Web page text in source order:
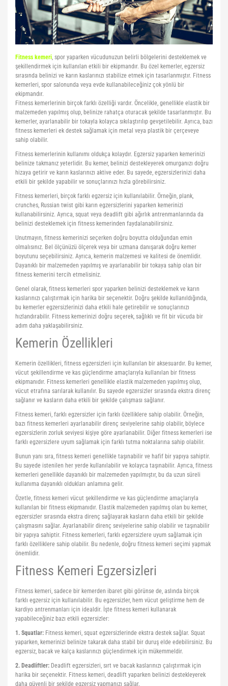
Fitness kemeri, spor yaparken vücudunuzun belirli bölgelerini desteklemek ve
şekillendirmek için kullanılan etkili bir ekipmandır. Bu özel kemerler, egzersiz
sırasında belinizi ve karın kaslarınızı stabilize etmek için tasarlanmıştır. Fitness
kemerleri, spor salonunda veya evde kullanabileceğiniz çok yönlü bir
ekipmandır.
Fitness kemerlerinin birçok farklı özelliği vardır. Öncelikle, genellikle elastik bir
malzemeden yapılmış olup, belinize rahatça oturacak şekilde tasarlanmıştır. Bu
kemerler, ayarlanabilir bir tokayla kolayca sıkılaştırılıp gevşetilebilir. Ayrıca, bazı
fitness kemerleri ek destek sağlamak için metal veya plastik bir çerçeveye
sahip olabilir.
Fitness kemerlerinin kullanımı oldukça kolaydır. Egzersiz yaparken kemerinizi
belinize takmanız yeterlidir. Bu kemer, belinizi destekleyerek omurganızı doğru
hizaya getirir ve karın kaslarınızı aktive eder. Bu sayede, egzersizlerinizi daha
etkili bir şekilde yapabilir ve sonuçlarınızı hızla görebilirsiniz.
Fitness kemerleri, birçok farklı egzersiz için kullanılabilir. Örneğin, plank,
crunches, Russian twist gibi karın egzersizlerini yaparken kemerinizi
kullanabilirsiniz. Ayrıca, squat veya deadlift gibi ağırlık antrenmanlarında da
belinizi desteklemek için fitness kemerinden faydalanabilirsiniz.
Unutmayın, fitness kemerinizi seçerken doğru boyutta olduğundan emin
olmalısınız. Bel ölçünüzü ölçerek veya bir uzmana danışarak doğru kemer
boyutunu seçebilirsiniz. Ayrıca, kemerin malzemesi ve kalitesi de önemlidir.
Dayanıklı bir malzemeden yapılmış ve ayarlanabilir bir tokaya sahip olan bir
fitness kemerini tercih etmelisiniz.
Genel olarak, fitness kemerleri spor yaparken belinizi desteklemek ve karın
kaslarınızı çalıştırmak için harika bir seçenektir. Doğru şekilde kullanıldığında,
bu kemerler egzersizlerinizi daha etkili hale getirebilir ve sonuçlarınızı
hızlandırabilir. Fitness kemerinizi doğru seçerek, sağlıklı ve fit bir vücuda bir
adım daha yaklaşabilirsiniz.
Kemerin Özellikleri
Kemerin özellikleri, fitness egzersizleri için kullanılan bir aksesuardır. Bu kemer,
vücut şekillendirme ve kas güçlendirme amaçlarıyla kullanılan bir fitness
ekipmanıdır. Fitness kemerleri genellikle elastik malzemeden yapılmış olup,
vücut etrafına sarılarak kullanılır. Bu sayede egzersizler sırasında ekstra direnç
sağlanır ve kasların daha etkili bir şekilde çalışması sağlanır.
Fitness kemeri, farklı egzersizler için farklı özelliklere sahip olabilir. Örneğin,
bazı fitness kemerleri ayarlanabilir direnç seviyelerine sahip olabilir, böylece
egzersizlerin zorluk seviyesi kişiye göre ayarlanabilir. Diğer fitness kemerleri ise
farklı egzersizlere uyum sağlamak için farklı tutma noktalarına sahip olabilir.
Bunun yanı sıra, fitness kemeri genellikle taşınabilir ve hafif bir yapıya sahiptir.
Bu sayede istenilen her yerde kullanılabilir ve kolayca taşınabilir. Ayrıca, fitness
kemerleri genellikle dayanıklı bir malzemeden yapılmıştır, bu da uzun süreli
kullanıma dayanıklı oldukları anlamına gelir.
Özetle, fitness kemeri vücut şekillendirme ve kas güçlendirme amaçlarıyla
kullanılan bir fitness ekipmanıdır. Elastik malzemeden yapılmış olan bu kemer,
egzersizler sırasında ekstra direnç sağlayarak kasların daha etkili bir şekilde
çalışmasını sağlar. Ayarlanabilir direnç seviyelerine sahip olabilir ve taşınabilir
bir yapıya sahiptir. Fitness kemerleri, farklı egzersizlere uyum sağlamak için
farklı özelliklere sahip olabilir. Bu nedenle, doğru fitness kemeri seçimi yapmak
önemlidir.
Fitness Kemeri Egzersizleri
Fitness kemeri, sadece bir kemerden ibaret gibi görünse de, aslında birçok
farklı egzersiz için kullanılabilir. Bu egzersizler, hem vücut geliştirme hem de
kardiyo antrenmanları için idealdir. İşte fitness kemeri kullanarak
yapabileceğiniz bazı etkili egzersizler:
1. Squatlar: Fitness kemeri, squat egzersizlerinde ekstra destek sağlar. Squat
yaparken, kemerinizi belinize takarak daha stabil bir duruş elde edebilirsiniz. Bu
egzersiz, bacak ve kalça kaslarınızı güçlendirmek için mükemmeldir.
2. Deadliftler: Deadlift egzersizleri, sırt ve bacak kaslarınızı çalıştırmak için
harika bir seçenektir. Fitness kemeri, deadlift yaparken belinizi destekleyerek
daha güvenli bir şekilde egzersiz yapmanızı sağlar.
Pilates Topları
Pilates Topları
Pilates&Yoga Mat Çantası
Pillates Lastikleri
Pompalar
Step Tahtası
Twister
Yoga Balance
Yoga Block
Yoga Fly
Yoga Matı
Yoga Roller
Futbol Tozlukları
Futsal Topları
Golbol
Kaleci Eldivenleri
Kaptanlık Pazubandı
Tekmelikler
Voleybol Topları
Huni Çanak-Huni Setler
Koordinasyon Çemberi
Korner Direği
Sağlık Topları
Skor Tabelası
Slalom Set
Suluklar
Taktik Tahtası
Top Pompası
Top Taşıma Aparatları
Punchingball Eldiveni
Suspansuarlar
Tekvando
Kapı Barfiksi
Kesik Eldivenler
Kettle Dambıl
Kondisyon Küreği
Mekik Aletleri
Sehpalar
Tırmanma Halatları
Yüksek Atlama